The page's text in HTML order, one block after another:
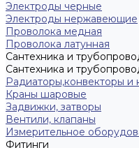
Электроды черные
Электроды нержавеющие
Проволока медная
Проволока латунная
Сантехника и
Сантехника и
Радиаторы,конвекторы
Краны шаровые
Задвижки, затворы
Вентили, клапаны
Измерительное
Фитинги